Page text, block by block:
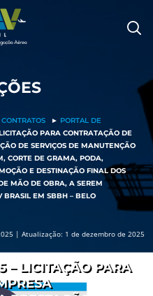
Aberta
► PORTAL DE
PARA CONTRATAÇÃO DE
DE SERVIÇOS DE MANUTENÇÃO
CORTE DE GRAMA, PODA,
E DESTINAÇÃO FINAL DOS
MÃO DE OBRA, A SEREM
BRASIL EM SBBH – BELO
| Atualização: 1 de dezembro de 2025
– LICITAÇÃO PARA